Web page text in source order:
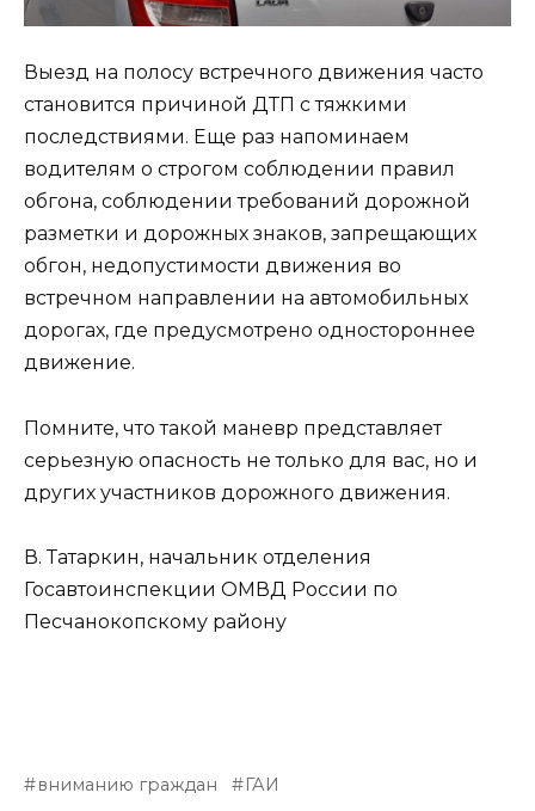
Выезд на полосу встречного движения часто
становится причиной ДТП с тяжкими
последствиями. Еще раз напоминаем
водителям о строгом соблюдении правил
обгона, соблюдении требований дорожной
разметки и дорожных знаков, запрещающих
обгон, недопустимости движения во
встречном направлении на автомобильных
дорогах, где предусмотрено одностороннее
движение.
Помните, что такой маневр представляет
серьезную опасность не только для вас, но и
других участников дорожного движения.
В. Татаркин, начальник отделения
Госавтоинспекции ОМВД России по
Песчанокопскому району
вниманию граждан ГАИ